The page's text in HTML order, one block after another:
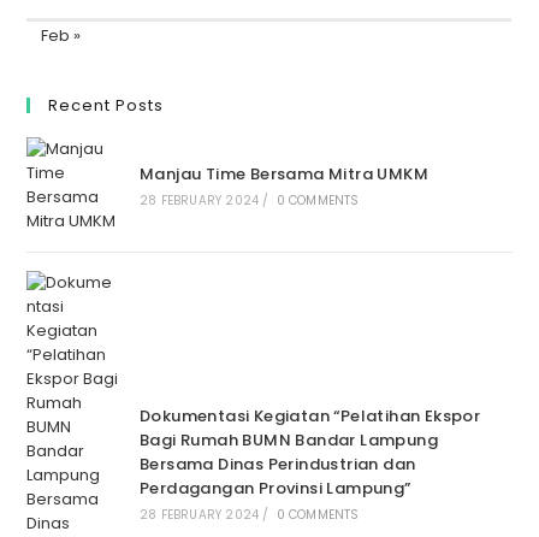
Feb »
Recent Posts
Manjau Time Bersama Mitra UMKM
28 FEBRUARY 2024 / 0 COMMENTS
Dokumentasi Kegiatan “Pelatihan Ekspor
Bagi Rumah BUMN Bandar Lampung
Bersama Dinas Perindustrian dan
Perdagangan Provinsi Lampung”
28 FEBRUARY 2024 / 0 COMMENTS